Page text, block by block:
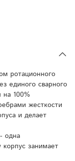
ротационного
единого сварного
на 100%
жесткости
и делает
одна
корпус занимает